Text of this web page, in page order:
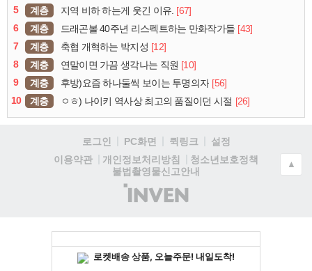
5
계층 지역 비하 하는게 웃긴 이유. [67]
6
계층 드래곤볼 40주년 리스펙트하는 만화작가들 [43]
7
계층 축협 개혁하는 박지성 [12]
8
계층 연말이면 가끔 생각나는 직원 [10]
9
계층 후방)요즘 하나둘씩 보이는 투명의자 [56]
10
계층 ㅇㅎ) 나이키 역사상 최고의 품질이던 시절 [26]
로그인 PC화면 퀵링크
설정
이용약관
개인정보처리방침
청소년보호정책
불법촬영물신고안내
(주)
인
▲